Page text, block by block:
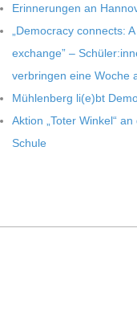
Erin­ne­run­gen an
„Demo­cracy con­nects:
exch­ange” –
ver­brin­gen eine Woche
Müh­len­berg li(e)bt
Aktion „Toter Win­kel“
Schule